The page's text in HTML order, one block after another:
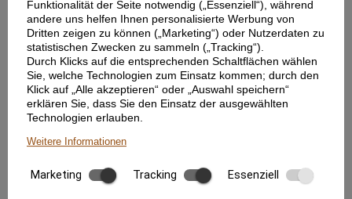
Funktionalität der Seite notwendig („Essenziell“), während
andere uns helfen Ihnen personalisierte Werbung von
Dritten zeigen zu können („Marketing“) oder Nutzerdaten zu
statistischen Zwecken zu sammeln („Tracking“).
Durch Klicks auf die entsprechenden Schaltflächen wählen
Sie, welche Technologien zum Einsatz kommen; durch den
Klick auf „Alle akzeptieren“ oder „Auswahl speichern“
erklären Sie, dass Sie den Einsatz der ausgewählten
Technologien erlauben.
Weitere Informationen
Marketing Tracking Essenziell